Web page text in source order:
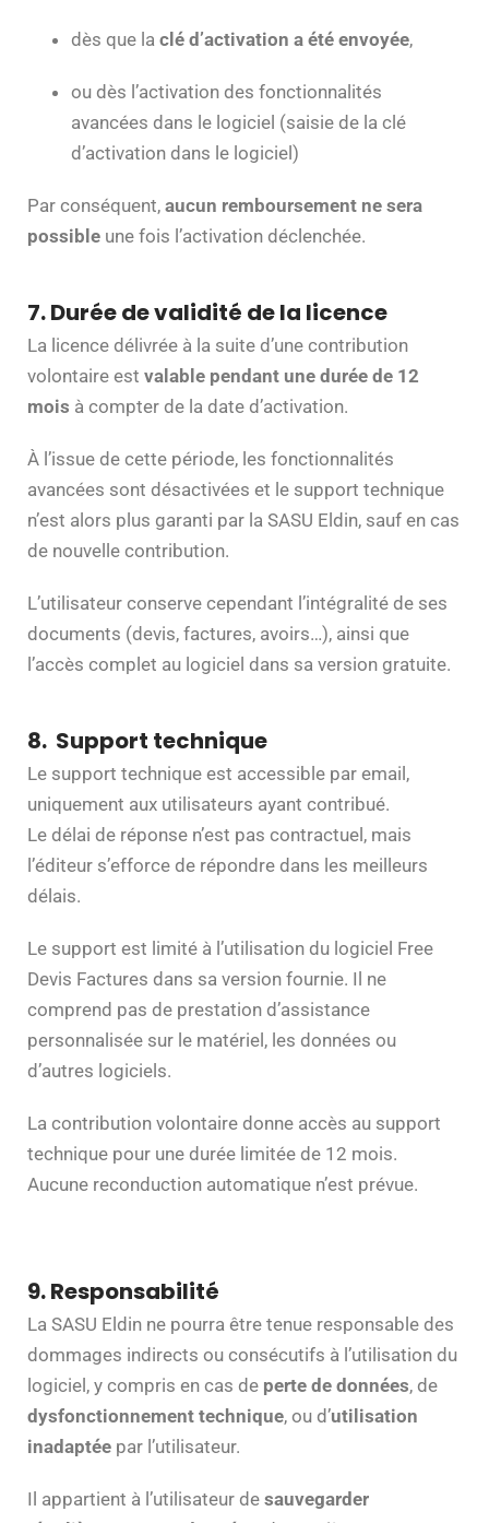
dès que la clé d’activation a été envoyée,
ou dès l’activation des fonctionnalités
avancées dans le logiciel (saisie de la clé
d’activation dans le logiciel)
Par conséquent, aucun remboursement ne sera
possible une fois l’activation déclenchée.
7. Durée de validité de la licence
La licence délivrée à la suite d’une contribution
volontaire est valable pendant une durée de 12
mois à compter de la date d’activation.
À l’issue de cette période, les fonctionnalités
avancées sont désactivées et le support technique
n’est alors plus garanti par la SASU Eldin, sauf en cas
de nouvelle contribution.
L’utilisateur conserve cependant l’intégralité de ses
documents (devis, factures, avoirs…), ainsi que
l’accès complet au logiciel dans sa version gratuite.
8. Support technique
Le support technique est accessible par email,
uniquement aux utilisateurs ayant contribué.
Le délai de réponse n’est pas contractuel, mais
l’éditeur s’efforce de répondre dans les meilleurs
délais.
Le support est limité à l’utilisation du logiciel Free
Devis Factures dans sa version fournie. Il ne
comprend pas de prestation d’assistance
personnalisée sur le matériel, les données ou
d’autres logiciels.
La contribution volontaire donne accès au support
technique pour une durée limitée de 12 mois.
Aucune reconduction automatique n’est prévue.
9. Responsabilité
La SASU Eldin ne pourra être tenue responsable des
dommages indirects ou consécutifs à l’utilisation du
logiciel, y compris en cas de perte de données, de
dysfonctionnement technique, ou d’utilisation
inadaptée par l’utilisateur.
Il appartient à l’utilisateur de sauvegarder